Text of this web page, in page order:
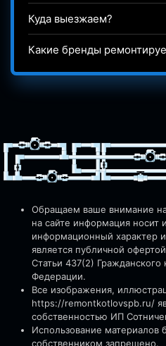
Куда выезжаем?
Какие бренды
Обращаем ваше внимание на
на сайте информация носит
информационный характер
является публичной
Статьи 437(2) Гражданского
Федерации.
Все изображения,
https://remontkotlovspb.ru/
собственностью ИП
Использование материалов
собственником запрещено.